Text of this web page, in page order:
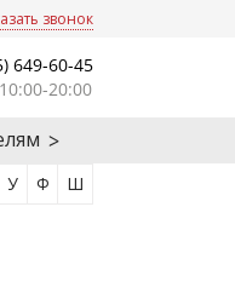
звонок
649-60-45
20:00
У Ф Ш